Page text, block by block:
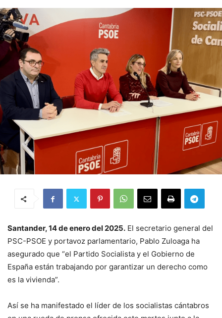
Santander, 14 de enero del 2025. El secretario general del
PSC-PSOE y portavoz parlamentario, Pablo Zuloaga ha
asegurado que “el Partido Socialista y el Gobierno de
España están trabajando por garantizar un derecho como
es la vivienda”.
Así se ha manifestado el líder de los socialistas cántabros